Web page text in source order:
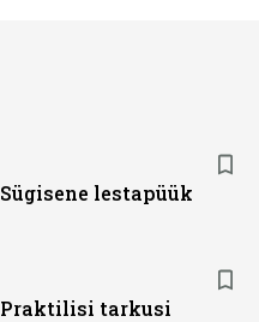
Sügisene lestapüük
Praktilisi tarkusi